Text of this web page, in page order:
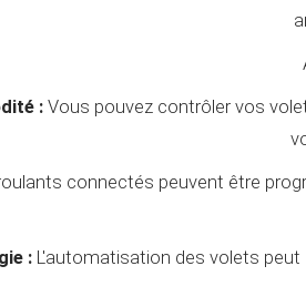
: Vous pouvez contrôler vos
connectés peuvent être
: L'automatisation des volets